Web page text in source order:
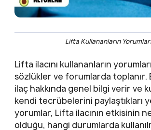
Lifta Kullananların Yorumları
Lifta ilacını kullananların
sözlükler ve forumlarda toplanır.
ilaç hakkında genel bilgi verir ve
kendi tecrübelerini paylaştıkları
yorumlar, Lifta ilacının etkisinin
olduğu, hangi durumlarda